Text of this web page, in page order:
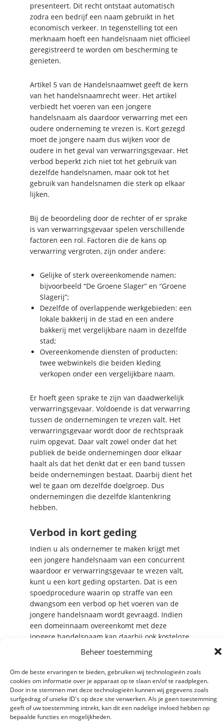
Beheer toestemming
Om de beste ervaringen te bieden, gebruiken wij technologieën zoals
cookies om informatie over je apparaat op te slaan en/of te raadplegen.
Door in te stemmen met deze technologieën kunnen wij gegevens zoals
surfgedrag of unieke ID's op deze site verwerken. Als je geen toestemming
geeft of uw toestemming intrekt, kan dit een nadelige invloed hebben op
bepaalde functies en mogelijkheden.
presenteert. Dit recht ontstaat automatisch
zodra een bedrijf een naam gebruikt in het
economisch verkeer. In tegenstelling tot een
merknaam hoeft een handelsnaam niet officieel
geregistreerd te worden om bescherming te
genieten.
Artikel 5 van de Handelsnaamwet geeft de kern
van het handelsnaamrecht weer. Het artikel
verbiedt het voeren van een jongere
handelsnaam als daardoor verwarring met een
oudere onderneming te vrezen is. Kort gezegd
moet de jongere naam dus wijken voor de
oudere in het geval van verwarringsgevaar. Het
verbod beperkt zich niet tot het gebruik van
dezelfde handelsnamen, maar ook tot het
gebruik van handelsnamen die sterk op elkaar
lijken.
Bij de beoordeling door de rechter of er sprake
is van verwarringsgevaar spelen verschillende
factoren een rol. Factoren die de kans op
verwarring vergroten, zijn onder andere:
Gelijke of sterk overeenkomende namen:
bijvoorbeeld “De Groene Slager” en “Groene
Slagerij”;
Dezelfde of overlappende werkgebieden: een
lokale bakkerij in de stad en een andere
bakkerij met vergelijkbare naam in dezelfde
stad;
Overeenkomende diensten of producten:
twee webwinkels die beiden kleding
verkopen onder een vergelijkbare naam.
Er hoeft geen sprake te zijn van daadwerkelijk
verwarringsgevaar. Voldoende is dat verwarring
tussen de ondernemingen te vrezen valt. Het
verwarringsgevaar wordt door de rechtspraak
ruim opgevat. Daar valt zowel onder dat het
publiek de beide ondernemingen door elkaar
haalt als dat het denkt dat er een band tussen
beide ondernemingen bestaat. Daarbij dient het
wel te gaan om dezelfde doelgroep. Dus
ondernemingen die dezelfde klantenkring
hebben.
Verbod in kort geding
Indien u als ondernemer te maken krijgt met
een jongere handelsnaam van een concurrent
waardoor er verwarringsgevaar te vrezen valt,
kunt u een kort geding opstarten. Dat is een
spoedprocedure waarin op straffe van een
dwangsom een verbod op het voeren van de
jongere handelsnaam wordt gevraagd. Indien
een domeinnaam overeenkomt met deze
jongere handelsnaam kan daarbij ook kosteloze
overdracht van de domeinnaam worden
Hoe voorkom je een inbreuk op
het handelsnamenrecht?
Voor startende ondernemers is het van belang
om grondig onderzoek te doen voordat zij een